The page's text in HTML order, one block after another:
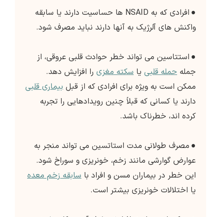
●
افرادی که به NSAID ها حساسیت دارند یا سابقه
واکنش های آلرژیک به آنها دارند نباید مصرف شود.
●استتاسین می تواند خطر حوادث قلبی عروقی، از
جمله حمله قلبییا سکته مغزیرا افزایش دهد.
ممکن است به ویژه برای افرادی که از قبلبیماری قلبی
دارند یا کسانی که قبلاً چنین رویدادهایی را تجربه
کرده اند، خطرناک باشد.
●مصرف طولانی مدت استاتسین می تواند منجر به
عوارض گوارشی مانند زخم، خونریزی و سوراخ شود.
این خطر در بیماران مسن و افراد با سابقه زخم معده
یا اختلالات خونریزی بیشتر است.